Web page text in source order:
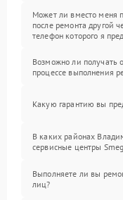
Может ли вместо меня
после ремонта другой
телефон которого я
Возможно ли получать
процессе выполнения
Какую гарантию вы
В каких районах
сервисные центры
Выполняете ли вы
лиц?